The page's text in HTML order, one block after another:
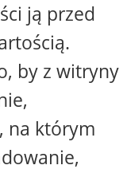
ją przed
by z witryny
na którym